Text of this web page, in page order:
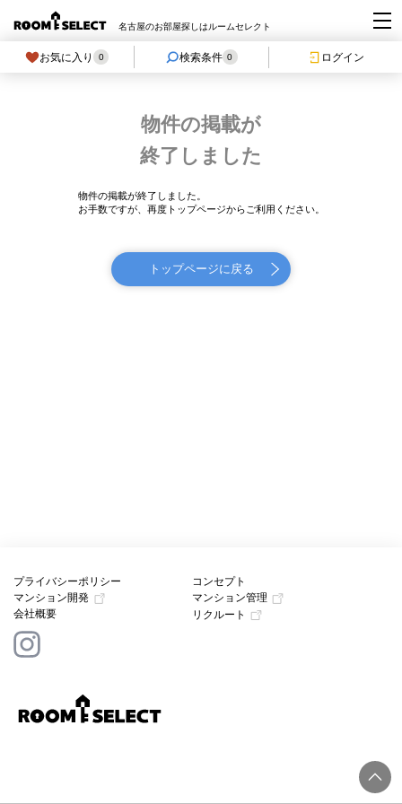
名古屋のお部屋探しはルームセレクト
お気に入り 0 検索条件 0 ログイン
物件の掲載が
終了しました
物件の掲載が終了しました。
お手数ですが、再度トップページからご利用ください。
トップページに戻る
プライバシーポリシー
コンセプト
マンション開発
マンション管理
会社概要
リクルート